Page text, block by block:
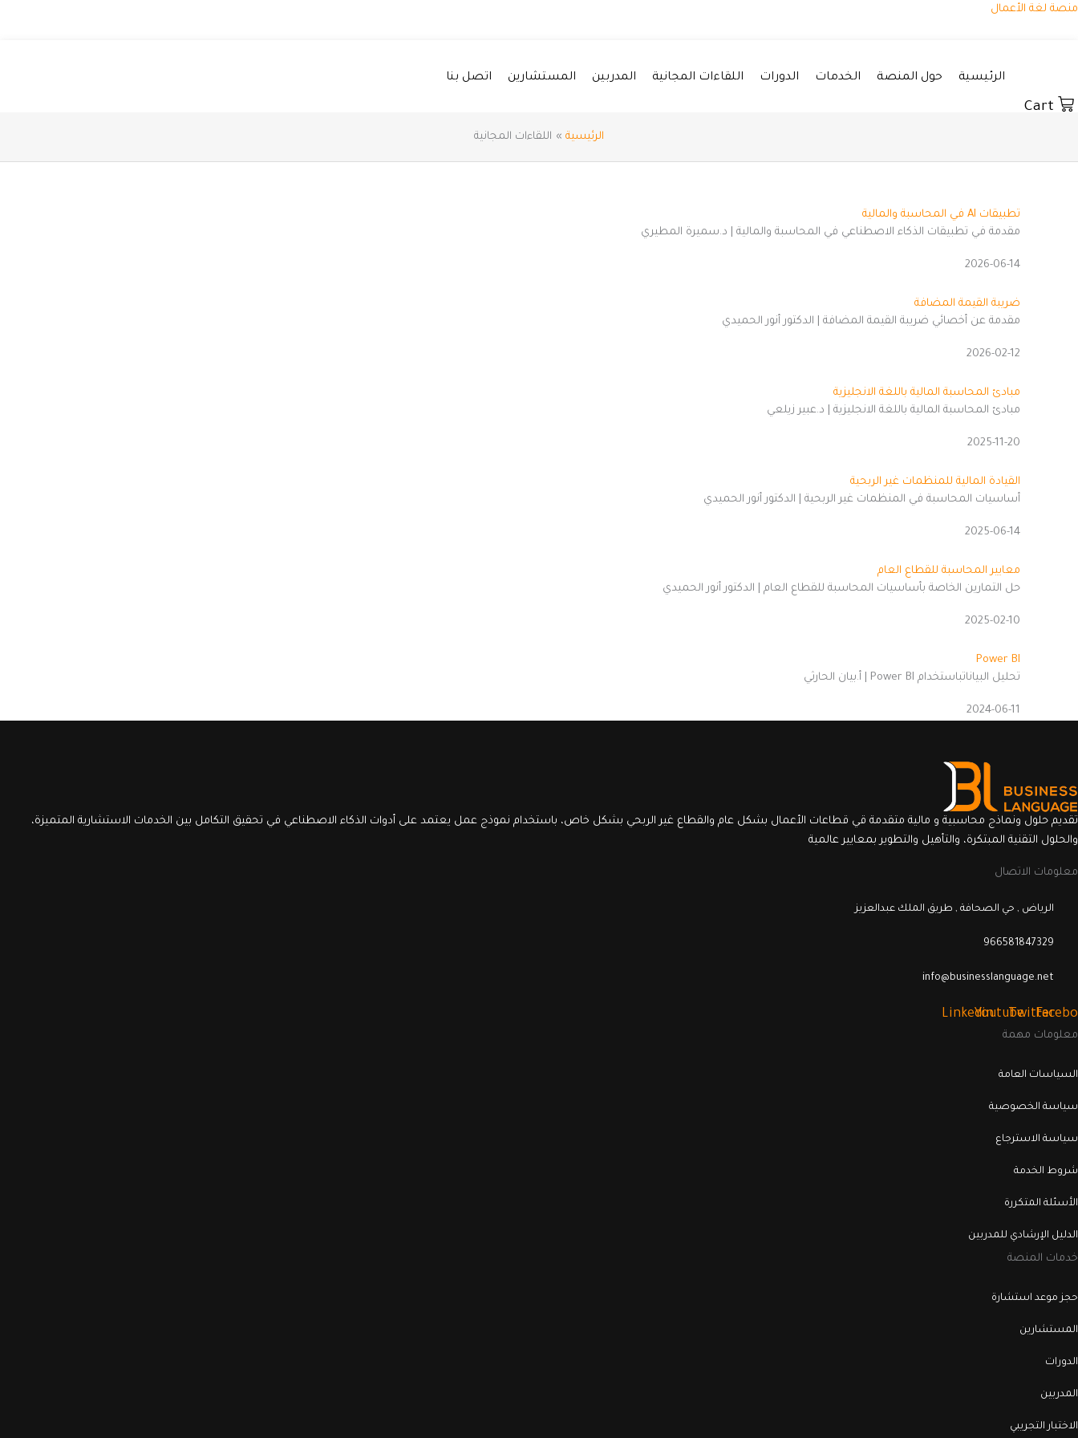
تخطي
منصة لغة الأعمال
الرئيسية حول المنصة الخدمات الدورات اللقاءات المجانية المدربين المستشارين اتصل بنا
Cart
الرئيسية اللقاءات المجانية
تطبيقات AI في المحاسبة والمالية
مقدمة في تطبيقات الذكاء الاصطناعي في المحاسبة والمالية | د.سميرة المطيري
2026-06-14
ضريبة القيمة المضافة
مقدمة عن أخصائي ضريبة القيمة المضافة | الدكتور أنور الحميدي
2026-02-12
مبادئ المحاسبة المالية باللغة الانجليزية
مبادئ المحاسبة المالية باللغة الانجليزية | د.عبير زيلعي
2025-11-20
القيادة المالية للمنظمات غير الربحية
أساسيات المحاسبة في المنظمات غير الربحية | الدكتور أنور الحميدي
2025-06-14
معايير المحاسبة للقطاع العام
حل التمارين الخاصة بأساسيات المحاسبة للقطاع العام | الدكتور أنور الحميدي
2025-02-10
Power BI
تحليل البياناتباستخدام Power BI | أ.بيان الحارثي
2024-06-11
تقديم حلول ونماذج محاسبية و مالية متقدمة قي قطاعات الأعمال بشكل عام والقطاع غير الربحي بشكل خاص، باستخدام نموذج عمل يعتمد على أدوات الذكاء الاصطناعي في تحقيق التكامل بين الخدمات الاستشارية المتميزة،
والحلول التقنية المبتكرة، والتأهيل والتطوير بمعايير عالمية
معلومات الاتصال
الرياض , حي الصحافة , طريق الملك عبدالعزيز
966581847329
info@businesslanguage.net
Twitter
Youtube
Linkedin
معلومات مهمة
السياسات العامة
سياسة الخصوصية
سياسة الاسترجاع
شروط الخدمة
الأسئلة المتكررة
الدليل الإرشادي للمدربين
خدمات المنصة
حجز موعد استشارة
المستشارين
الدورات
المدربين
الاختبار التجريبي